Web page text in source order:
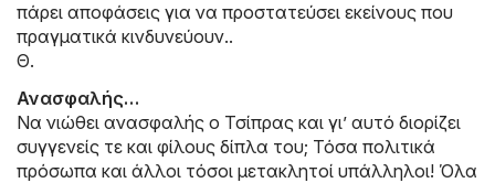
πάρει αποφάσεις για να προστατεύσει εκείνους που
πραγματικά κινδυνεύουν..
Θ.
Ανασφαλής…
Να νιώθει ανασφαλής ο Τσίπρας και γι’ αυτό διορίζει
συγγενείς τε και φίλους δίπλα του; Τόσα πολιτικά
πρόσωπα και άλλοι τόσοι μετακλητοί υπάλληλοι! Όλα